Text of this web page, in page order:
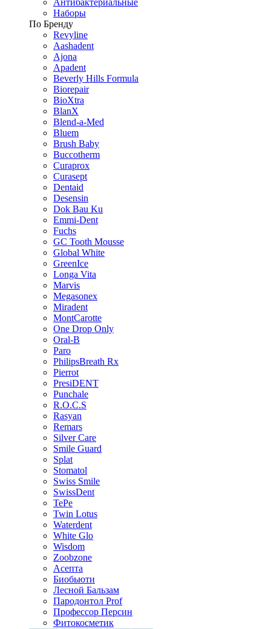
Антибактериальные
Наборы
По Бренду
Revyline
Aashadent
Ajona
Apadent
Beverly Hills Formula
Biorepair
BioXtra
BlanX
Blend-a-Med
Bluem
Brush Baby
Buccotherm
Curaprox
Curasept
Dentaid
Desensin
Dok Bau Ku
Emmi-Dent
Fuchs
GC Tooth Mousse
Global White
GreenIce
Longa Vita
Marvis
Megasonex
Miradent
MontCarotte
One Drop Only
Oral-B
Paro
PhilipsBreath Rx
Pierrot
PresiDENT
Punchale
R.O.C.S
Rasyan
Remars
Silver Care
Smile Guard
Splat
Stomatol
Swiss Smile
SwissDent
TePe
Twin Lotus
Waterdent
White Glo
Wisdom
Zoobzone
Асепта
Биобьюти
Лесной Бальзам
Пародонтол Prof
Профессор Персин
Фитокосметик